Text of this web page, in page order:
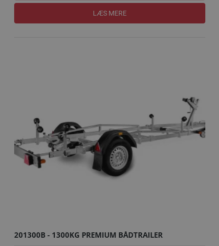
LÆS MERE
201300B - 1300KG PREMIUM BÅDTRAILER